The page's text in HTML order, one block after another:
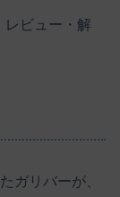
レビュー・解
ガリバーが、